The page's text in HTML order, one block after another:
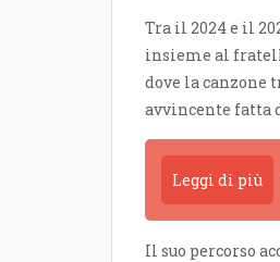
Tra il 2024 e il
insieme al
dove la canzone
avvincente fatta
Leggi di più
Il suo percorso